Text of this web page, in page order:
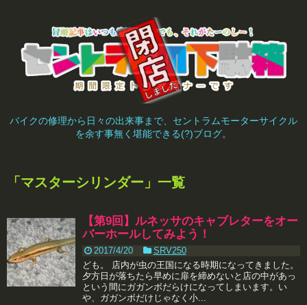
バイクの修理から日々の出来事まで、セントラムモーターサイクル
を余す事無く堪能できる(?)ブログ。
「 マスターシリンダー 」 一覧
【第9回】ルネッサのキャブレターをオー
バーホールしてみよう！
2017/4/20
SRV250
ども。 店内が虫の王国になる時期になってきました。
夕方日が落ちたら早めに扉を締めないと店の中があっ
という間にガガンボだらけになってしまいます。い
や、ガガンボだけじゃなく小...